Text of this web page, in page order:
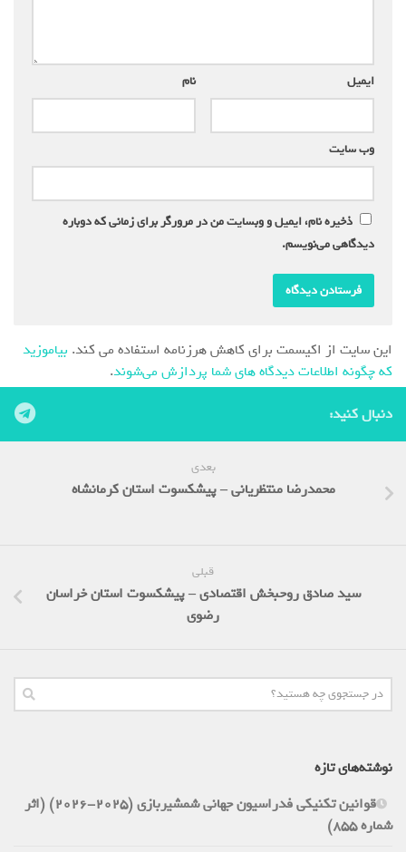
نام ایمیل
وب‌ سایت
ذخیره نام، ایمیل و وبسایت من در مرورگر برای زمانی که دوباره
دیدگاهی می‌نویسم.
این سایت از اکیسمت برای کاهش هرزنامه استفاده می کند. بیاموزید
که چگونه اطلاعات دیدگاه های شما پردازش می‌شوند.
دنبال کنید:
بعدی
محمدرضا منتظریانی – پیشکسوت استان کرمانشاه
قبلی
سید صادق روحبخش اقتصادی – پیشکسوت استان خراسان
رضوی
نوشته‌های تازه
قوانین تکنیکی فدراسیون جهانی شمشیربازی (2025-2026) (اثر
شماره 855)